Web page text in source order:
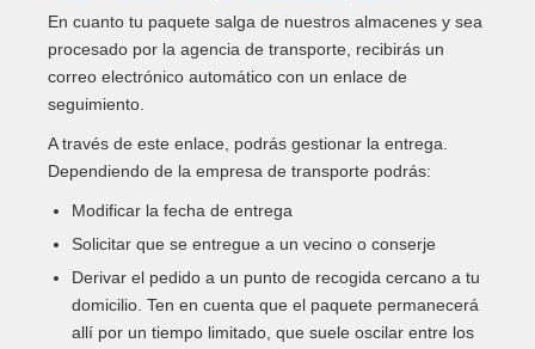
En cuanto tu paquete salga de nuestros almacenes y sea
procesado por la agencia de transporte, recibirás un
correo electrónico automático con un enlace de
seguimiento.
A través de este enlace, podrás gestionar la entrega.
Dependiendo de la empresa de transporte podrás:
Modificar la fecha de entrega
Solicitar que se entregue a un vecino o conserje
Derivar el pedido a un punto de recogida cercano a tu
domicilio. Ten en cuenta que el paquete permanecerá
allí por un tiempo limitado, que suele oscilar entre los